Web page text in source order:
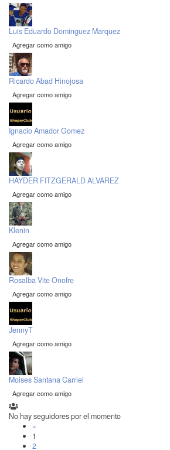
Luis Eduardo Dominguez Marquez
Agregar como amigo
Ricardo Abad Hinojosa
Agregar como amigo
Ignacio Amador Gomez
Agregar como amigo
HAYDER FITZGERALD ALVAREZ
Agregar como amigo
Klenin
Agregar como amigo
Rosalba Vite Onofre
Agregar como amigo
JennyT
Agregar como amigo
Moises Santana Carriel
Agregar como amigo
No hay seguidores por el momento
«
1
2